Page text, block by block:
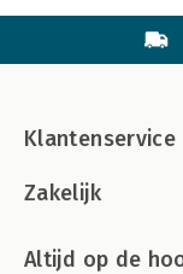
Klantenservice
Zakelijk
Altijd op de